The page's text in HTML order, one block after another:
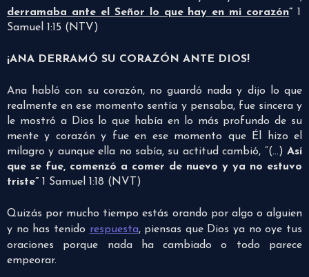
derramaba ante el Señor lo que hay en mi corazón” 1
Samuel 1:15 (NTV)
¡ANA DERRAMÓ SU CORAZÓN ANTE DIOS!
Ana habló con su corazón, no guardó nada y dijo lo que
realmente en ese momento sentía y pensaba, fue sincera y
le mostró a Dios lo que había en lo más profundo de su
mente y corazón y fue en ese momento que Él hizo el
milagro y aunque ella no sabía, su actitud cambió, “(…) Así
que se fue, comenzó a comer de nuevo y ya no estuvo
triste” 1 Samuel 1:18 (NVT)
Quizás por mucho tiempo estás orando por algo o alguien
y no has tenido respuesta, piensas que Dios ya no oye tus
oraciones porque nada ha cambiado o todo parece
empeorar.